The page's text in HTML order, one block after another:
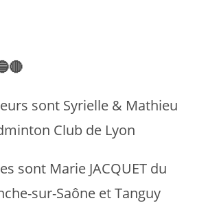
sont Syrielle & Mathieu
Club de Lyon
sont Marie JACQUET du
sur-Saône et Tanguy